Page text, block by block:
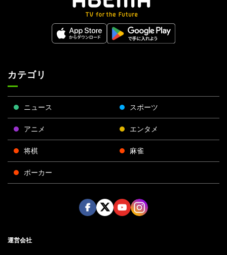
カテゴリ
ニュース スポーツ
アニメ エンタメ
将棋 麻雀
ポーカー
運営会社